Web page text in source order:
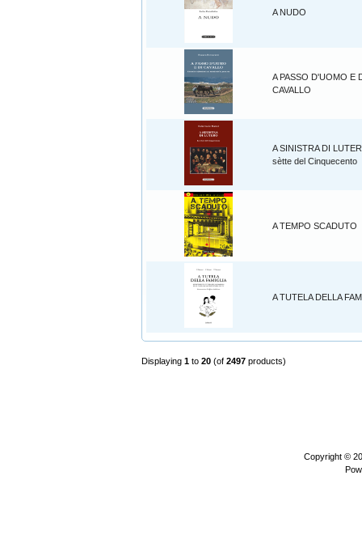
A NUDO
A PASSO D'UOMO E
CAVALLO
A SINISTRA DI
sètte del Cinquecento
A TEMPO SCADUTO
A TUTELA DELLA
Displaying 1 to 20 (of 2497 products)
Copyright ©